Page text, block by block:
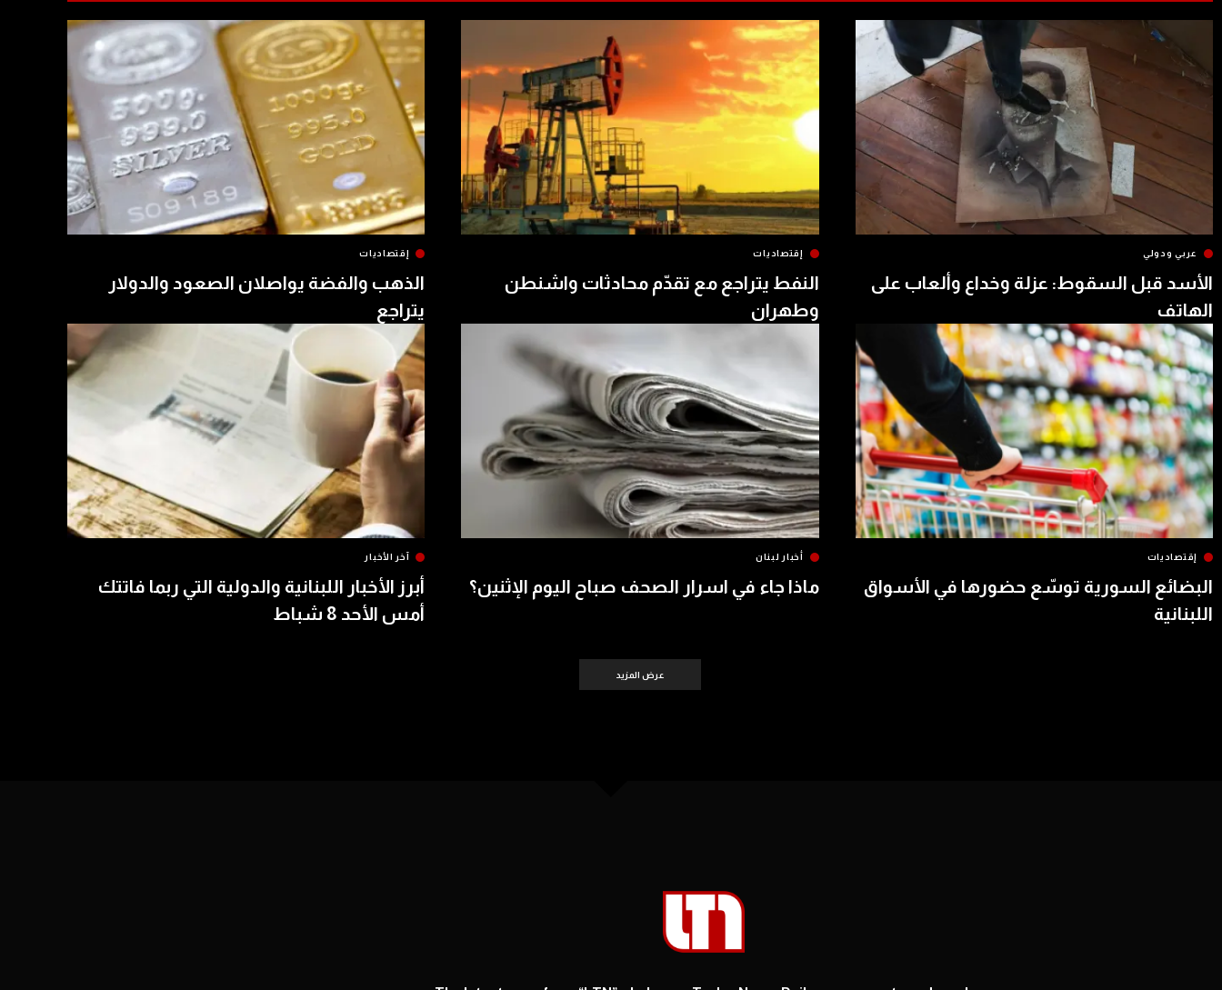
عربي ودولي
الأسد قبل السقوط: عزلة وخداع وألعاب على
الهاتف
إقتصاديات
النفط يتراجع مع تقدّم محادثات واشنطن
وطهران
إقتصاديات
الذهب والفضة يواصلان الصعود والدولار
يتراجع
إقتصاديات
البضائع السورية توسّع حضورها في الأسواق
اللبنانية
أخبار لبنان
ماذا جاء في اسرار الصحف صباح اليوم الإثنين؟
آخر الأخبار
أبرز الأخبار اللبنانية والدولية التي ربما فاتتك
أمس الأحد 8 شباط
عرض المزيد